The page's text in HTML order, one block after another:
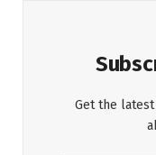
Get the